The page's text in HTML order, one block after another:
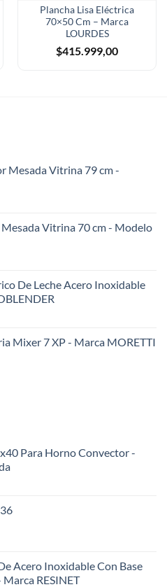
Plancha Lisa Eléctrica
70×50 Cm – Marca
LOURDES
$415.999,00
Mesada Vitrina 79 cm -
Vitrina 70 cm - Modelo
De Leche Acero Inoxidable
Mixer 7 XP - Marca MORETTI
Para Horno Convector -
Acero Inoxidable Con Base
RESINET